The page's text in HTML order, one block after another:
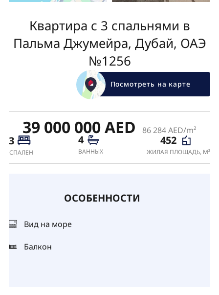
Квартира с 3 спальнями в
Пальма Джумейра, Дубай, ОАЭ
№1256
Посмотреть на карте
39 000 000 AED 86 284 AED/m²
3
СПАЛЕН
4
ВАННЫХ
452
ЖИЛАЯ ПЛОЩАДЬ, М²
ОСОБЕННОСТИ
Вид на море
Балкон